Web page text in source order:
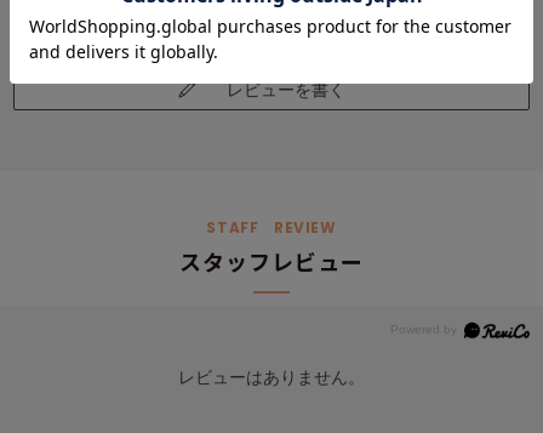
レビューを書く
STAFF REVIEW
スタッフレビュー
レビューはありません。